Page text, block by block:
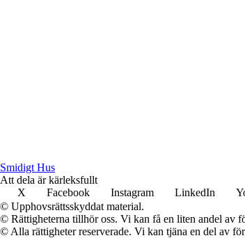
Smidigt Hus
Att dela är kärleksfullt
X
Facebook Instagram LinkedIn
© Upphovsrättsskyddat material.
© Rättigheterna tillhör oss. Vi kan få en liten andel av
© Alla rättigheter reserverade. Vi kan tjäna en del av